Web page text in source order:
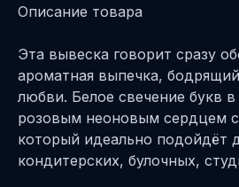
Описание товара
Эта вывеска говорит сразу
ароматная выпечка,
любви. Белое свечение букв в
розовым неоновым сердцем
который идеально подойдёт
кондитерских, булочных,